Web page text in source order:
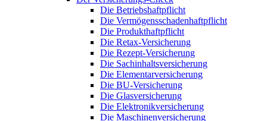
Die Betriebshaftpflicht
Die Vermögensschadenhaftpflicht
Die Produkthaftpflicht
Die Retax-Versicherung
Die Rezept-Versicherung
Die Sachinhaltsversicherung
Die Elementarversicherung
Die BU-Versicherung
Die Glasversicherung
Die Elektronikversicherung
Die Maschinenversicherung